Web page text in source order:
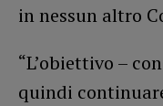
in nessun altro
“L’obiettivo –
quindi